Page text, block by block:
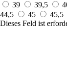
39
39,5
44,5
45 45,5
Dieses Feld ist